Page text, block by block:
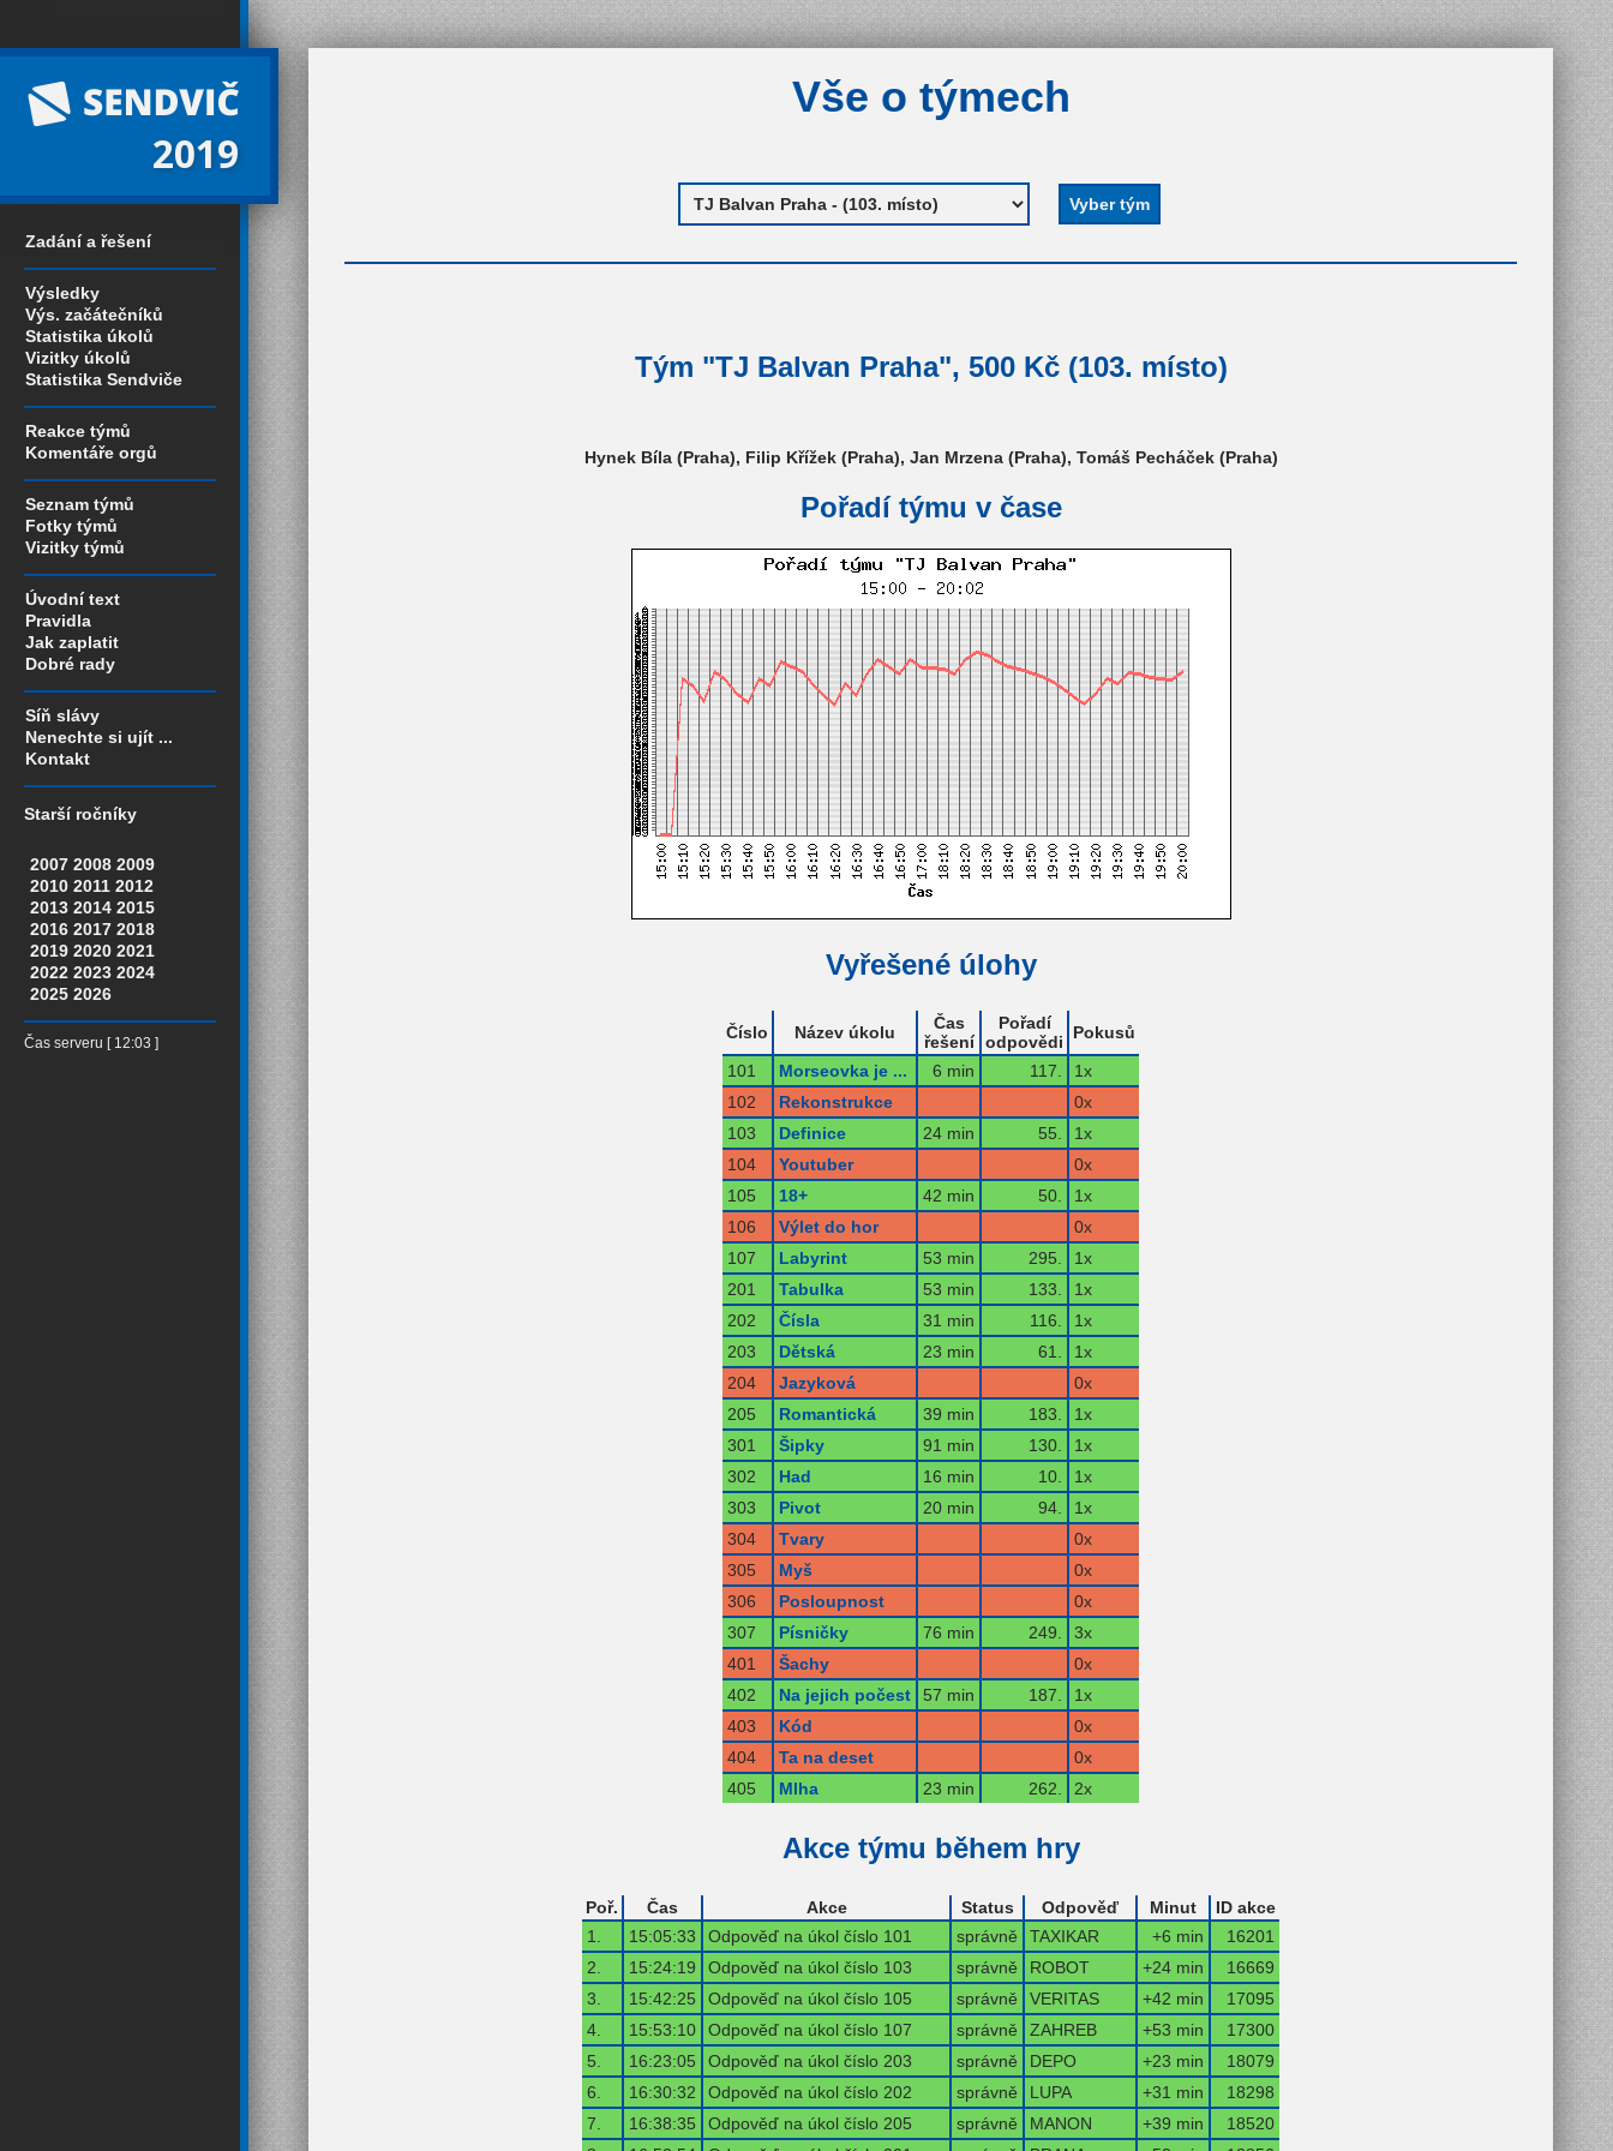
2019
Zadání a řešení
Výsledky
Výs. začátečníků
Statistika úkolů
Vizitky úkolů
Statistika Sendviče
Reakce týmů
Komentáře orgů
Seznam týmů
Fotky týmů
Vizitky týmů
Úvodní text
Pravidla
Jak zaplatit
Dobré rady
Síň slávy
Nenechte si ujít ...
Kontakt
Starší ročníky
2007 2008 2009
2010 2011 2012
2013 2014 2015
2016 2017 2018
2019 2020 2021
2022 2023 2024
2025 2026
Čas serveru [ 12:03 ]
Vše o týmech
Tým "TJ Balvan Praha", 500 Kč (103. místo)
Hynek Bíla (Praha), Filip Křížek (Praha), Jan Mrzena (Praha), Tomáš Pecháček (Praha)
Pořadí týmu v čase
Vyřešené úlohy
Číslo Název úkolu
Čas
řešení
Pořadí
odpovědi
Pokusů
101
Morseovka je ... 6 min 117.
1x
102
Rekonstrukce
0x
103
Definice 24 min 55.
1x
104
Youtuber
0x
105
18+ 42 min 50.
1x
106
Výlet do hor
0x
107
Labyrint 53 min 295.
1x
201
Tabulka 53 min 133.
1x
202
Čísla 31 min 116.
1x
203
Dětská 23 min 61.
1x
204
Jazyková
0x
205
Romantická 39 min 183.
1x
301
Šipky 91 min 130.
1x
302
Had 16 min 10.
1x
303
Pivot 20 min 94.
1x
304
Tvary
0x
305
Myš
0x
306
Posloupnost
0x
307
Písničky 76 min 249.
3x
401
Šachy
0x
402
Na jejich počest 57 min 187.
1x
403
Kód
0x
404
Ta na deset
0x
405
Mlha 23 min 262. 2x
Akce týmu během hry
Poř. Čas Akce Status Odpověď Minut
ID akce
1.
15:05:33 Odpověď na úkol číslo 101 správně TAXIKAR +6 min
16201
2.
15:24:19 Odpověď na úkol číslo 103 správně ROBOT +24 min
16669
3.
15:42:25 Odpověď na úkol číslo 105 správně VERITAS +42 min
17095
4.
15:53:10 Odpověď na úkol číslo 107 správně ZAHREB +53 min
17300
5.
16:23:05 Odpověď na úkol číslo 203 správně DEPO +23 min
18079
6.
16:30:32 Odpověď na úkol číslo 202 správně LUPA +31 min
18298
7.
16:38:35 Odpověď na úkol číslo 205 správně MANON +39 min
18520